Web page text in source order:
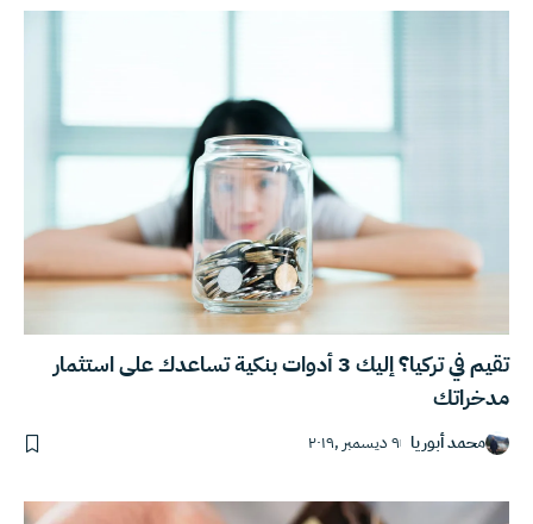
تقيم في تركيا؟ إليك 3 أدوات بنكية تساعدك على استثمار
مدخراتك
محمد أبوريا ٩ ديسمبر ,٢٠١٩